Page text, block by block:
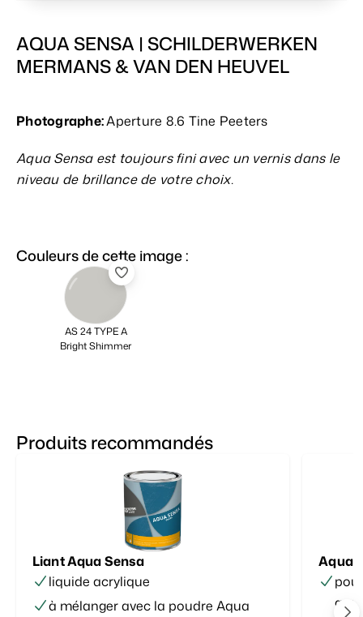
AQUA SENSA | SCHILDERWERKEN
MERMANS & VAN DEN HEUVEL
Photographe:Aperture 8.6 Tine Peeters
Aqua Sensa est toujours fini avec un vernis dans le
niveau de brillance de votre choix.
Couleurs de cette image :
AS 24 TYPE A
Bright Shimmer
Produits recommandés
Liant Aqua Sensa
liquide acrylique
à mélanger avec la poudre Aqua
Aqua